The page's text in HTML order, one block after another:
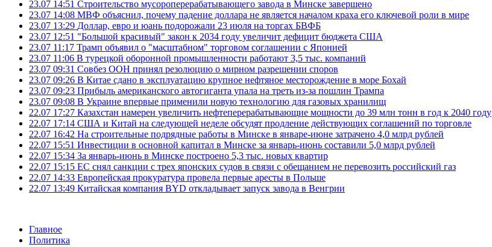
23.07 14:51 Строительство мусороперерабатывающего завода в Минске завершено
23.07 14:08 МВФ объяснил, почему падение доллара не является началом краха его ключевой роли в мире
23.07 13:29 Доллар, евро и юань подорожали 23 июля на торгах БВФБ
23.07 12:51 "Большой красивый" закон к 2034 году увеличит дефицит бюджета США
23.07 11:17 Трамп объявил о "масштабном" торговом соглашении с Японией
23.07 11:06 В турецкой оборонной промышленности работают 3,5 тыс. компаний
23.07 09:31 Совбез ООН принял резолюцию о мирном разрешении споров
23.07 09:26 В Китае сдано в эксплуатацию крупное нефтяное месторождение в море Бохай
23.07 09:23 Прибыль американского автогиганта упала на треть из-за пошлин Трампа
23.07 09:08 В Украине впервые применили новую технологию для газовых хранилищ
22.07 17:27 Казахстан намерен увеличить нефтеперерабатывающие мощности до 39 млн тонн в год к 2040 году
22.07 17:14 США и Китай на следующей неделе обсудят продление действующих соглашений по торговле
22.07 16:42 На строительные подрядные работы в Минске в январе-июне затрачено 4,0 млрд рублей
22.07 15:51 Инвестиции в основной капитал в Минске за январь-июнь составили 5,0 млрд рублей
22.07 15:34 За январь-июнь в Минске построено 5,3 тыс. новых квартир
22.07 15:15 ЕС снял санкции с трех японских судов в связи с обещанием не перевозить российский газ
22.07 14:33 Европейская прокуратура провела первые аресты в Польше
22.07 13:49 Китайская компания BYD откладывает запуск завода в Венгрии
Главное
Политика